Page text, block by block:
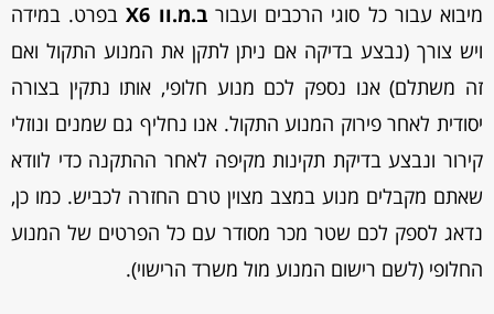
מיבוא עבור כל סוגי הרכבים ועבורב.מ.וו X6
בפרט. במידה
ויש צורך (נבצע בדיקה אם ניתן לתקן את המנוע התקול ואם
זה משתלם) אנו נספק לכם מנוע חלופי, אותו נתקין בצורה
יסודית לאחר פירוק המנוע התקול. אנו נחליף גם שמנים ונוזלי
קירור ונבצע בדיקת תקינות מקיפה לאחר ההתקנה כדי לוודא
שאתם מקבלים מנוע במצב מצוין טרם החזרה לכביש. כמו כן,
נדאג לספק לכם שטר מכר מסודר עם כל הפרטים של המנוע
החלופי (לשם רישום המנוע מול משרד הרישוי).